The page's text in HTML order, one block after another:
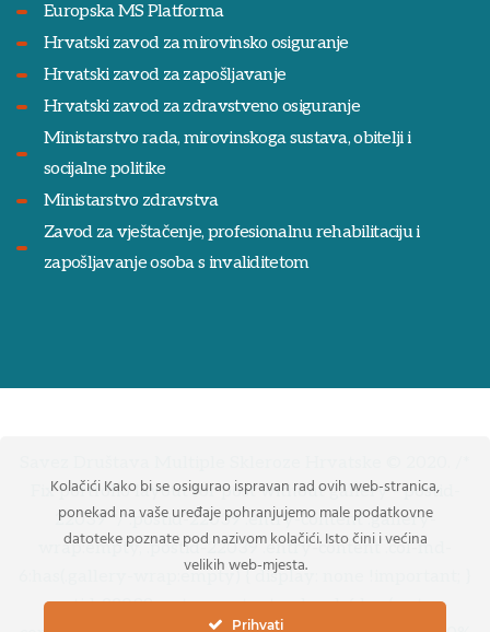
Europska MS Platforma
Hrvatski zavod za mirovinsko osiguranje
Hrvatski zavod za zapošljavanje
Hrvatski zavod za zdravstveno osiguranje
Ministarstvo rada, mirovinskoga sustava, obitelji i
socijalne politike
Ministarstvo zdravstva
Zavod za vještačenje, profesionalnu rehabilitaciju i
zapošljavanje osoba s invaliditetom
Fix portfolio layout for post without gallery - postid-
22039 */ .postid-22039 .entry-content .gallery-
wrap:empty, .postid-22039 .entry-content .col-md-
6:has(.gallery-wrap:empty) { display: none !important; }
.postid-22039 .entry-content .col-md-6:has(.entry-
Kolačići Kako bi se osigurao ispravan rad ovih web-stranica,
ponekad na vaše uređaje pohranjujemo male podatkovne
datoteke poznate pod nazivom kolačići. Isto čini i većina
velikih web-mjesta.
Prihvati